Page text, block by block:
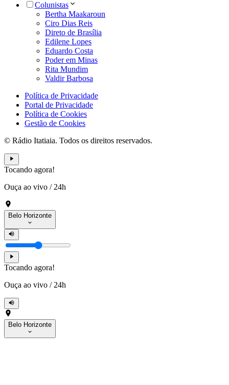
Colunistas
Bertha Maakaroun
Ciro Dias Reis
Direto de Brasília
Edilene Lopes
Eduardo Costa
Poder em Minas
Rita Mundim
Valdir Barbosa
Política de Privacidade
Portal de Privacidade
Política de Cookies
Gestão de Cookies
© Rádio Itatiaia. Todos os direitos reservados.
Tocando agora!
Ouça ao vivo / 24h
Belo Horizonte
Tocando agora!
Ouça ao vivo / 24h
Belo Horizonte